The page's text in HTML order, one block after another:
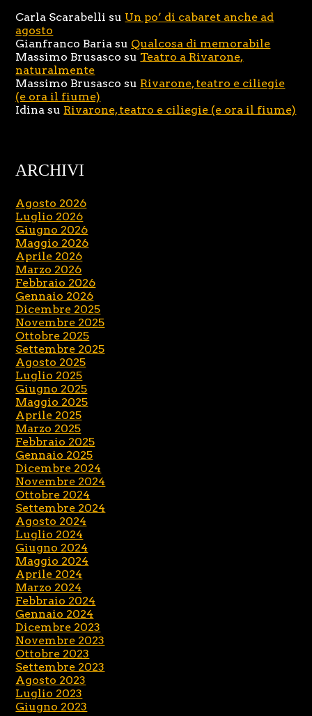
Carla Scarabelli su Un po’ di cabaret anche ad
agosto
Gianfranco Baria su Qualcosa di memorabile
Massimo Brusasco su Teatro a Rivarone,
naturalmente
Massimo Brusasco su Rivarone, teatro e ciliegie
(e ora il fiume)
Idina su Rivarone, teatro e ciliegie (e ora il fiume)
ARCHIVI
Agosto 2026
Luglio 2026
Giugno 2026
Maggio 2026
Aprile 2026
Marzo 2026
Febbraio 2026
Gennaio 2026
Dicembre 2025
Novembre 2025
Ottobre 2025
Settembre 2025
Agosto 2025
Luglio 2025
Giugno 2025
Maggio 2025
Aprile 2025
Marzo 2025
Febbraio 2025
Gennaio 2025
Dicembre 2024
Novembre 2024
Ottobre 2024
Settembre 2024
Agosto 2024
Luglio 2024
Giugno 2024
Maggio 2024
Aprile 2024
Marzo 2024
Febbraio 2024
Gennaio 2024
Dicembre 2023
Novembre 2023
Ottobre 2023
Settembre 2023
Agosto 2023
Luglio 2023
Giugno 2023